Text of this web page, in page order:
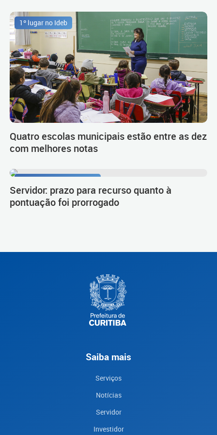
1º lugar no Ideb
Quatro escolas municipais estão entre as dez
com melhores notas
Servidor: prazo para recurso quanto à
pontuação foi prorrogado
Saiba mais
Serviços
Notícias
Servidor
Investidor